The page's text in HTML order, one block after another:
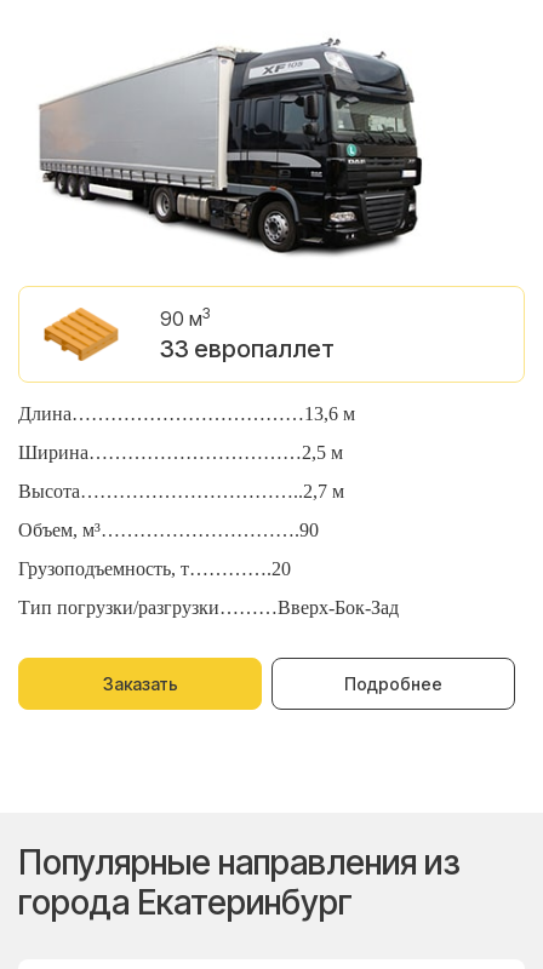
90 м3
33 европаллет
Длина………………………………13,6 м
Ширина……………………………2,5 м
Высота……………………………..2,7 м
Объем, м³………………………….90
Грузоподъемность, т………….20
Тип погрузки/разгрузки………Вверх-Бок-Зад
Заказать Подробнее
Популярные направления из
города Екатеринбург